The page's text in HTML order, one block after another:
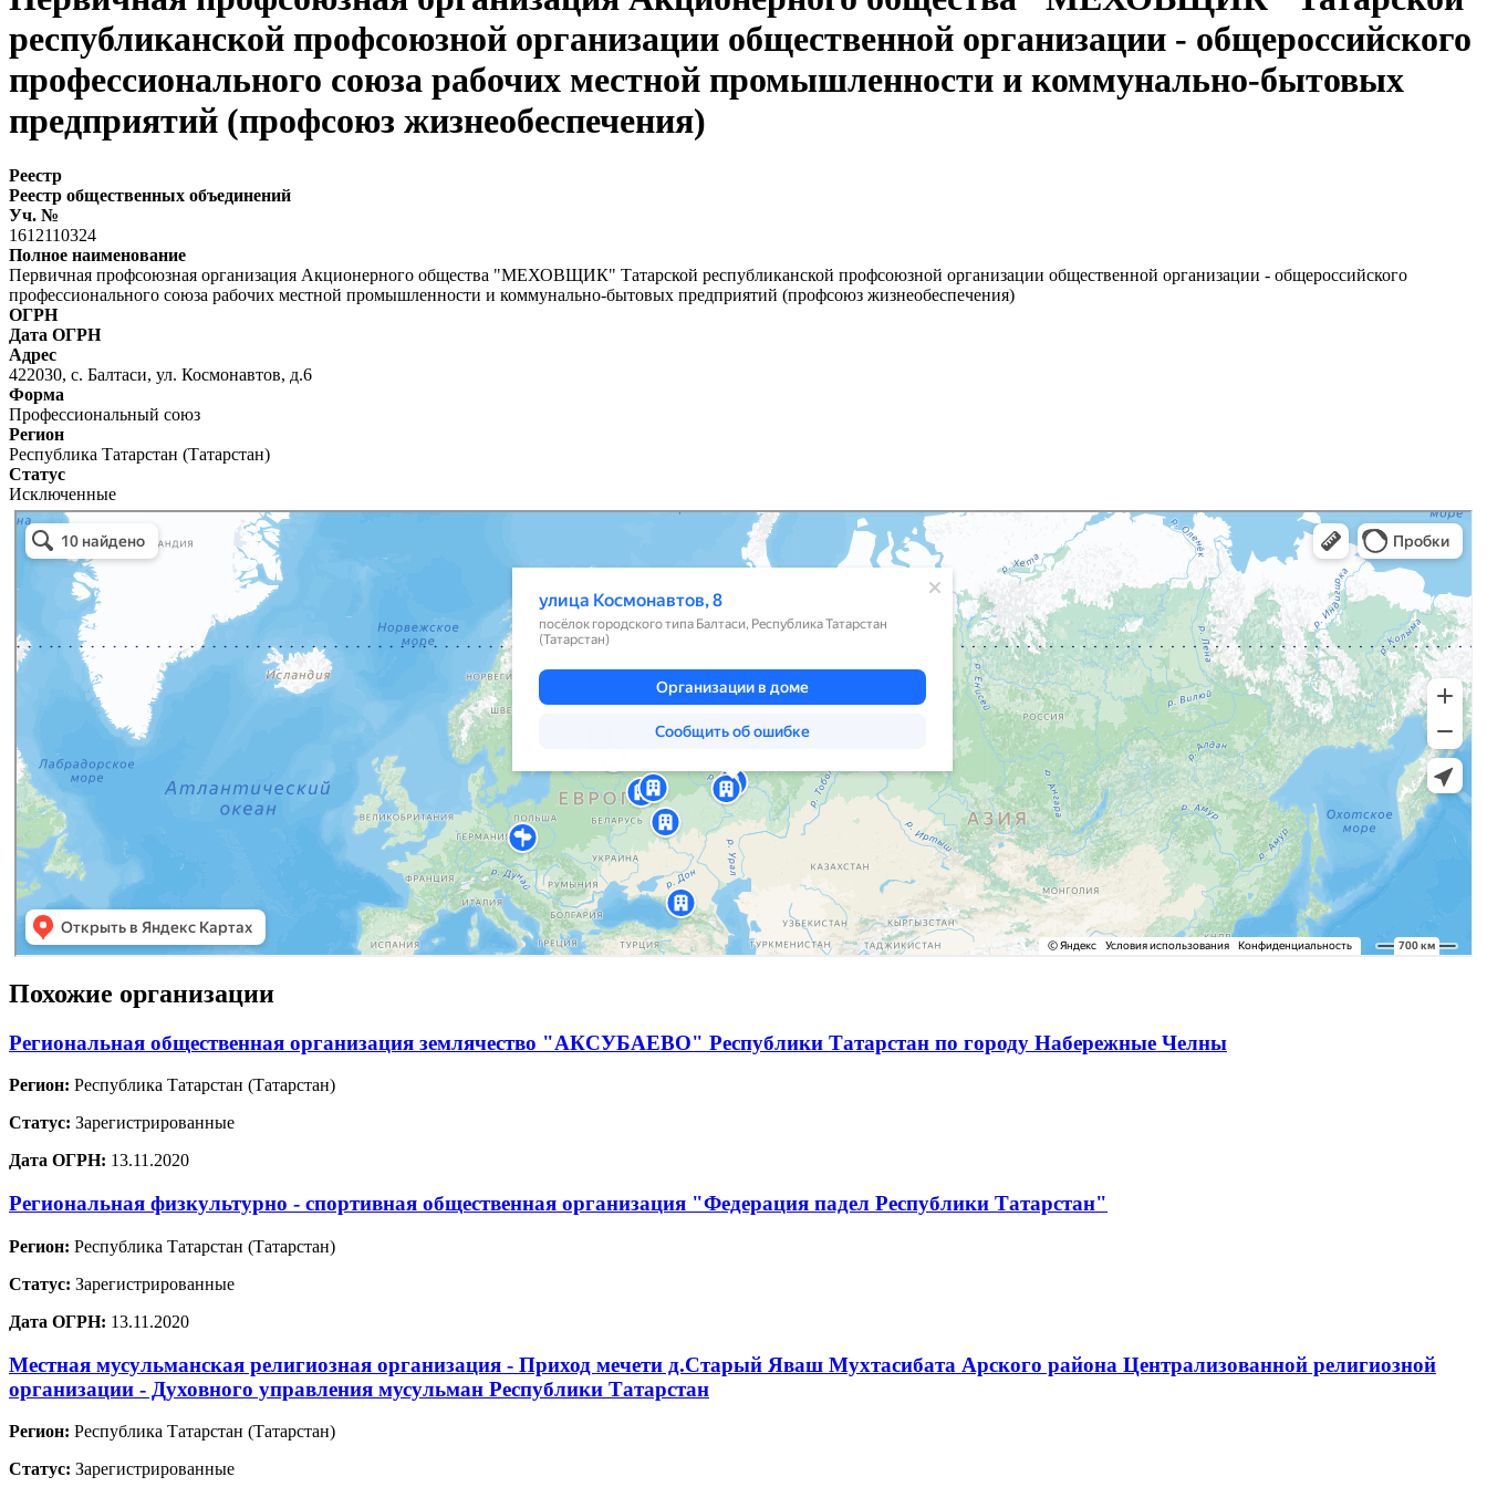
республиканской профсоюзной организации общественной организации - общероссийского
профессионального союза рабочих местной промышленности и коммунально-бытовых
предприятий (профсоюз жизнеобеспечения)
Реестр
Реестр общественных объединений
Уч. №
1612110324
Полное наименование
Первичная профсоюзная организация Акционерного общества "МЕХОВЩИК" Татарской республиканской профсоюзной организации общественной организации - общероссийского
профессионального союза рабочих местной промышленности и коммунально-бытовых предприятий (профсоюз жизнеобеспечения)
ОГРН
Дата ОГРН
Адрес
422030, с. Балтаси, ул. Космонавтов, д.6
Форма
Профессиональный союз
Регион
Республика Татарстан (Татарстан)
Статус
Исключенные
Похожие организации
Региональная общественная организация землячество "АКСУБАЕВО" Республики Татарстан по городу Набережные Челны
Регион: Республика Татарстан (Татарстан)
Статус: Зарегистрированные
Дата ОГРН: 13.11.2020
Региональная физкультурно - спортивная общественная организация "Федерация падел Республики Татарстан"
Регион: Республика Татарстан (Татарстан)
Статус: Зарегистрированные
Дата ОГРН: 13.11.2020
Местная мусульманская религиозная организация - Приход мечети д.Старый Яваш Мухтасибата Арского района Централизованной религиозной
организации - Духовного управления мусульман Республики Татарстан
Регион: Республика Татарстан (Татарстан)
Статус: Зарегистрированные